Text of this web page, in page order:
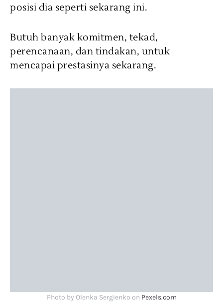
posisi dia seperti sekarang ini.
Butuh banyak komitmen, tekad,
perencanaan, dan tindakan, untuk
mencapai prestasinya sekarang.
Photo by Olenka Sergienko on Pexels.com